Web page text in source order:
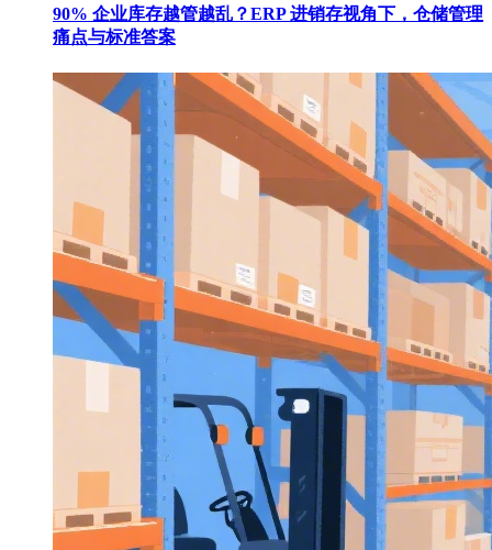
90% 企业库存越管越乱？ERP 进销存视角下，仓储管理
痛点与标准答案